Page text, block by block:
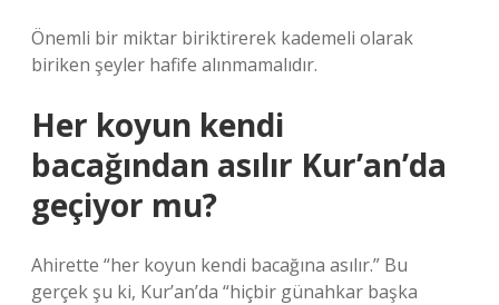
Önemli bir miktar biriktirerek kademeli olarak
biriken şeyler hafife alınmamalıdır.
Her koyun kendi
bacağından asılır Kur’an’da
geçiyor mu?
Ahirette “her koyun kendi bacağına asılır.” Bu
gerçek şu ki, Kur’an’da “hiçbir günahkar başka